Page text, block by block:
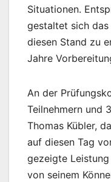
Situationen.
gestaltet sich
diesen Stand zu
Jahre
An der
Teilnehmern und
Thomas Kübler,
auf diesen Tag
gezeigte
von seinem